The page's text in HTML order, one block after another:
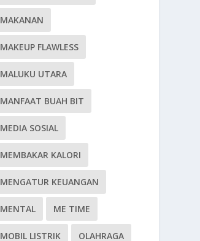
MAKANAN
MAKEUP FLAWLESS
MALUKU UTARA
MANFAAT BUAH BIT
MEDIA SOSIAL
MEMBAKAR KALORI
MENGATUR KEUANGAN
MENTAL ME TIME
MOBIL LISTRIK OLAHRAGA